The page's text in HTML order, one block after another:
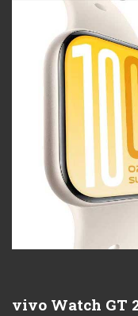
vivo Watch GT